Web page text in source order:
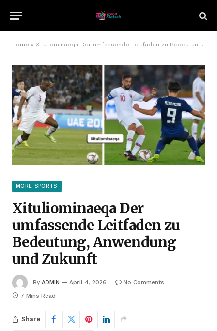
Home » Xituliominaeqa Der umfassende Leitfaden zu Bedeutung, Anwendung und Zukunft
MORE SPORTS
Xituliominaeqa Der
umfassende Leitfaden zu
Bedeutung, Anwendung
und Zukunft
By ADMIN April 4, 2026
No Comments
7 Mins Read
Share